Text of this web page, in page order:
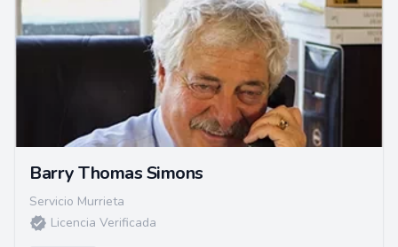
Barry Thomas Simons
Servicio Murrieta
Licencia Verificada